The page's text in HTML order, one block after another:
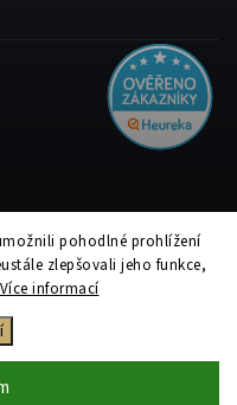
pohodlné prohlížení
zlepšovali jeho funkce,
Více informací
práva vyhrazena.
cookies